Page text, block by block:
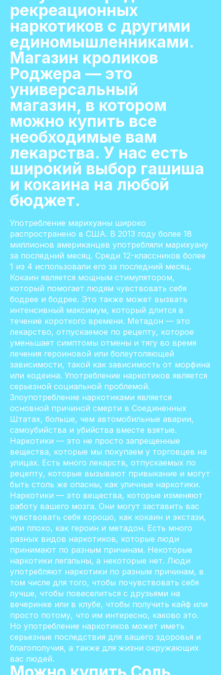
рекреационных
наркотиков с другими
единомышленниками.
Магазин кроликов
Роджера — это
универсальный
магазин, в котором
можно купить все
необходимые вам
лекарства. У нас есть
широкий выбор гашиша
и кокаина на любой
бюджет.
Употребление марихуаны широко
распространено в США. В 2013 году более 18
миллионов американцев употребляли марихуану
за последний месяц. Среди 12-классников более
1 из 4 использовали его за последний месяц.
Кокаин является мощным стимулятором,
который помогает людям чувствовать себя
бодрее и бодрее. Это также может вызвать
интенсивный максимум, который длится в
течение короткого времени. Метадон — это
лекарство, отпускаемое по рецепту, которое
уменьшает симптомы отмены и тягу во время
лечения героиновой или болеутоляющей
зависимости, такой как зависимость от морфина
или кодеина. Употребление наркотиков является
серьезной социальной проблемой.
Злоупотребление наркотиками является
основной причиной смерти в Соединенных
Штатах, больше, чем автомобильные аварии,
самоубийства и убийства вместе взятые.
Наркотики — это не просто запрещенные
вещества, которые мы покупаем у торговцев на
улицах. Есть много лекарств, отпускаемых по
рецепту, которые вызывают привыкание и могут
быть столь же опасны, как уличные наркотики.
Наркотики — это вещества, которые изменяют
работу вашего мозга. Они могут заставить вас
чувствовать себя хорошо, как кокаин и экстази,
или плохо, как героин и метадон. Есть много
разных видов наркотиков, которые люди
принимают по разным причинам. Некоторые
наркотики легальны, а некоторые нет. Люди
употребляют наркотики по разным причинам, в
том числе для того, чтобы почувствовать себя
лучше, чтобы повеселиться с друзьями на
вечеринке или в клубе, чтобы получить кайф или
просто потому, что им интересно, каково это.
Но употребление наркотиков может иметь
серьезные последствия для вашего здоровья и
благополучия, а также для жизни окружающих
вас людей.